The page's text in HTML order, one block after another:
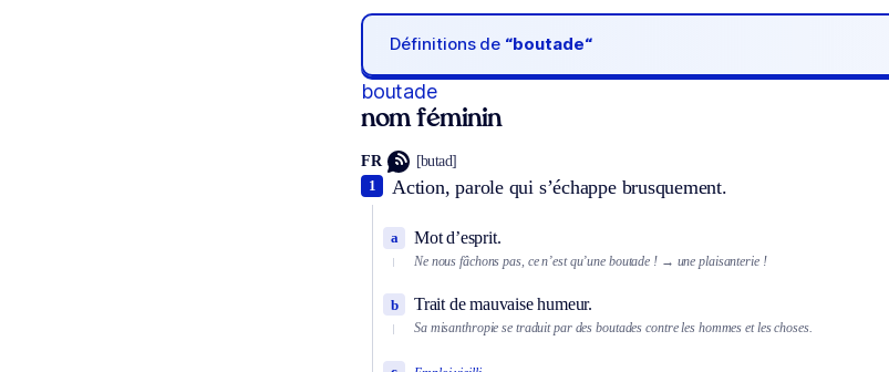
Définitions de “boutade“
boutade
nom féminin
FR [butad]
Action, parole qui s’échappe brusquement.
1
Mot d’esprit.
a
Ne nous fâchons pas, ce n’est qu’une boutade ! → une plaisanterie !
Trait de mauvaise humeur.
b
Sa misanthropie se traduit par des boutades contre les hommes et les choses.